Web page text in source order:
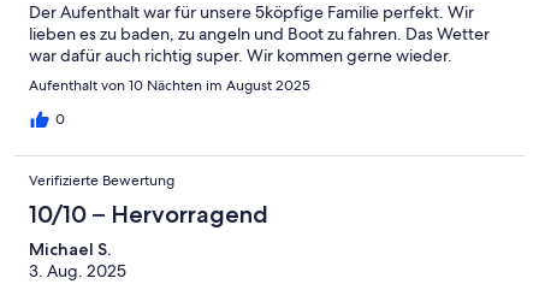
Der Aufenthalt war für unsere 5köpfige Familie perfekt. Wir
lieben es zu baden, zu angeln und Boot zu fahren. Das Wetter
war dafür auch richtig super. Wir kommen gerne wieder.
Aufenthalt von 10 Nächten im August 2025
0
Verifizierte Bewertung
10/10 – Hervorragend
Michael S.
3. Aug. 2025